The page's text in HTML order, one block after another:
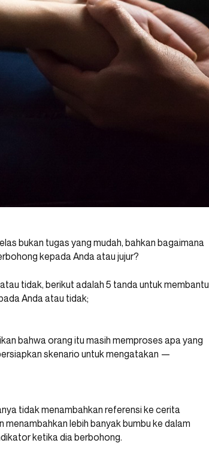
bukan tugas yang mudah, bahkan bagaimana
kepada Anda atau jujur?
tidak, berikut adalah 5 tanda untuk membantu
Anda atau tidak;
bahwa orang itu masih memproses apa yang
skenario untuk mengatakan —
tidak menambahkan referensi ke cerita
lebih banyak bumbu ke dalam
ketika dia berbohong.